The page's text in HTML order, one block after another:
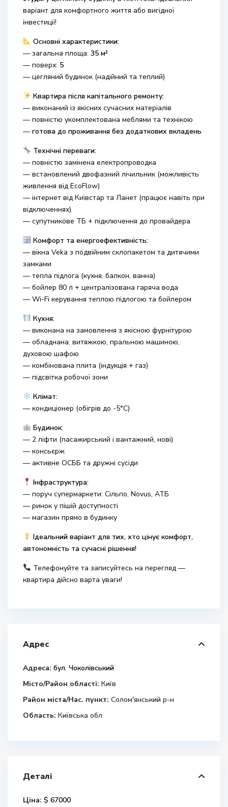
варіант для комфортного життя або вигідної
інвестиції!
Основні характеристики:
— загальна площа: 35 м²
— поверх: 5
— цегляний будинок (надійний та теплий)
Квартира після капітального ремонту:
— виконаний із якісних сучасних матеріалів
— повністю укомплектована меблями та технікою
— готова до проживання без додаткових вкладень
Технічні переваги:
— повністю замінена електропроводка
— встановлений двофазний лічильник (можливість
живлення від EcoFlow)
— інтернет від Київстар та Ланет (працює навіть при
відключеннях)
— супутникове ТБ + підключення до провайдера
Комфорт та енергоефективність:
— вікна Veka з подвійним склопакетом та дитячими
замками
— тепла підлога (кухня, балкон, ванна)
— бойлер 80 л + централізована гаряча вода
— Wi-Fi керування теплою підлогою та бойлером
Кухня:
— виконана на замовлення з якісною фурнітурою
— обладнана: витяжкою, пральною машиною,
духовою шафою
— комбінована плита (індукція + газ)
— підсвітка робочої зони
Клімат:
— кондиціонер (обігрів до -5°C)
Будинок:
— 2 ліфти (пасажирський і вантажний, нові)
— консьєрж
— активне ОСББ та дружні сусіди
Інфраструктура:
— поруч супермаркети: Сільпо, Novus, АТБ
— ринок у пішій доступності
— магазин прямо в будинку
Ідеальний варіант для тих, хто цінує комфорт,
автономність та сучасні рішення!
Телефонуйте та записуйтесь на перегляд —
квартира дійсно варта уваги!
Адрес
Адреса: бул. Чоколівський
Місто/Район області: Київ
Район міста/Нас. пункт: Солом'янський р-н
Область: Київська обл
Деталі
Ціна: $ 67000